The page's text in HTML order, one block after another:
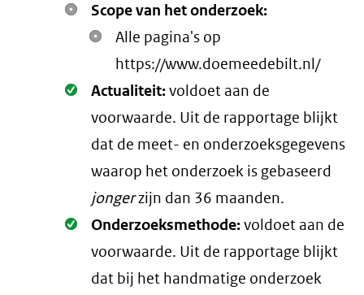
Scope van het onderzoek:
Alle pagina's op
https://www.doemeedebilt.nl/
Oké.
Actualiteit:voldoet aan de
voorwaarde. Uit de rapportage blijkt
dat de meet- en onderzoeksgegevens
waarop het onderzoek is gebaseerd
jongerzijn dan 36 maanden.
Oké.
Onderzoeksmethode:voldoet aan de
voorwaarde. Uit de rapportage blijkt
dat bij het handmatige onderzoek